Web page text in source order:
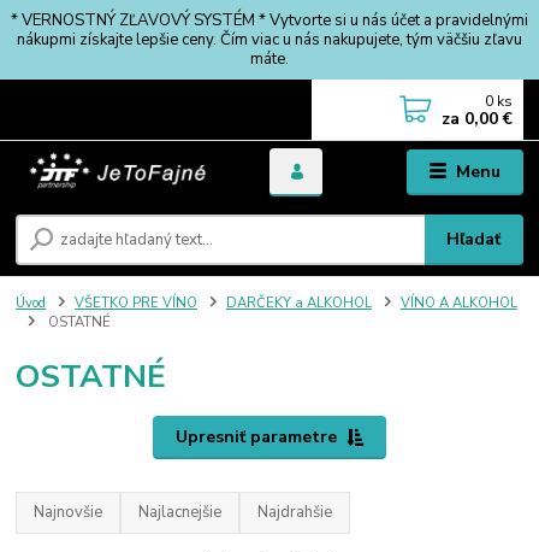
* VERNOSTNÝ ZĽAVOVÝ SYSTÉM * Vytvorte si u nás účet a pravidelnými
nákupmi získajte lepšie ceny. Čím viac u nás nakupujete, tým väčšiu zľavu
máte.
Menu
Hľadať
0 ks
za 0,00 €
Úvod VŠETKO PRE VÍNO DARČEKY a ALKOHOL
VÍNO A ALKOHOL
OSTATNÉ
OSTATNÉ
Upresniť parametre
Najnovšie Najlacnejšie Najdrahšie